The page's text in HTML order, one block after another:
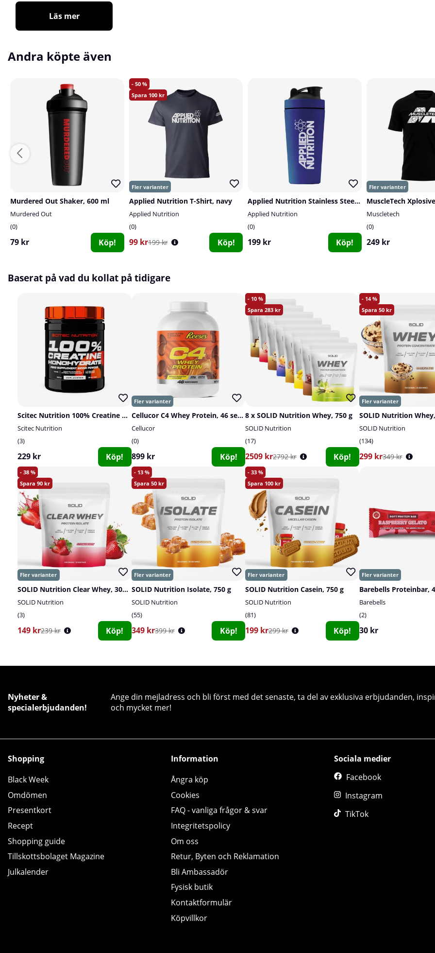
Läs mer
Andra köpte även
Murdered Out Shaker, 600 ml
Murdered Out
0
79 kr Köp!
50
100
Applied Nutrition T-Shirt, navy
Applied Nutrition
0
99 kr199 kr Köp!
Applied Nutrition Stainless Steel Shaker, 750 ml (Blue)
Applied Nutrition
0
199 kr Köp!
Muscletech
0
249 kr
Baserat på vad du kollat på tidigare
Scitec Nutrition 100% Creatine Monohydrate, 300 g
Scitec Nutrition
3
229 kr Köp!
Cellucor C4 Whey Protein, 46 serv.
Cellucor
0
899 kr Köp!
10
283
8 x SOLID Nutrition Whey, 750 g
SOLID Nutrition
17
2509 kr2792 kr Köp!
14
50
SOLID Nutrition
SOLID Nutrition
134
299 kr349 kr
38
90
SOLID Nutrition Clear Whey, 300 g
SOLID Nutrition
3
149 kr239 kr Köp!
13
50
SOLID Nutrition Isolate, 750 g
SOLID Nutrition
55
349 kr399 kr Köp!
33
100
SOLID Nutrition Casein, 750 g
SOLID Nutrition
81
199 kr299 kr Köp!
Barebells Proteinbar,
Barebells
2
30 kr
Nyheter &
specialerbjudanden!
Ange din mejladress och bli först med det senaste, ta del av exklusiva erbjudanden,
och mycket mer!
Shopping
Black Week
Omdömen
Presentkort
Recept
Shopping guide
Tillskottsbolaget Magazine
Julkalender
Information
Ångra köp
Cookies
FAQ - vanliga frågor & svar
Integritetspolicy
Om oss
Retur, Byten och Reklamation
Bli Ambassadör
Fysisk butik
Kontaktformulär
Köpvillkor
Sociala medier
Facebook
Instagram
TikTok